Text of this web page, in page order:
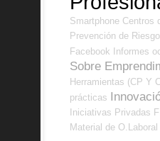
Smartphone Centros
Prevención de
Facebook
Informes
Sobre
Herramientas (CP Y
prácticas
Iniciativas Privadas
Material de O.Laboral